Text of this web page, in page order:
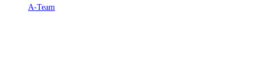
A-Team